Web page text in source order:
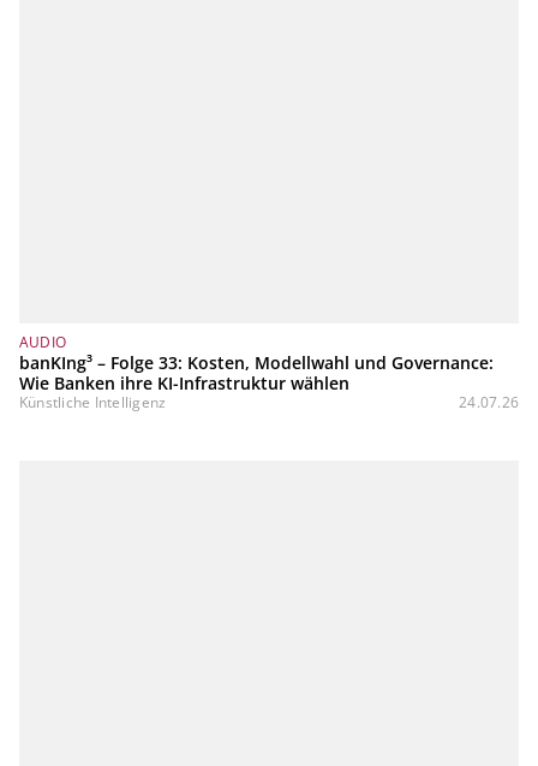
AUDIO
banKIng³ – Folge 33: Kosten, Modellwahl und Governance:
Wie Banken ihre KI-Infrastruktur wählen
Künstliche Intelligenz 24.07.26